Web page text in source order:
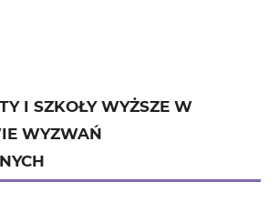
I SZKOŁY WYŻSZE W
WYZWAŃ